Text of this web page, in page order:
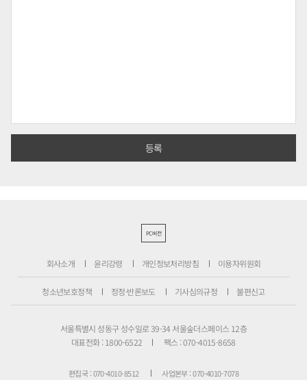
PC버전
회사소개 윤리강령 개인정보처리방침 이용자위원회
청소년보호정책 정정·반론보도 기사심의규정 불편신고
서울특별시 성동구 성수일로 39-34 서울숲더스페이스 12층
대표전화 : 1800-6522
팩스 : 070-4015-8658
편집국 : 070-4010-8512 사업본부 : 070-4010-7078